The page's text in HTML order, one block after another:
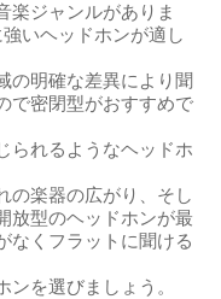
楽ジャンルがありま
いヘッドホンが適し
の明確な差異により聞
で密閉型がおすすめで
られるようなヘッドホ
の楽器の広がり、そし
放型のヘッドホンが最
なくフラットに聞ける
を選びましょう。